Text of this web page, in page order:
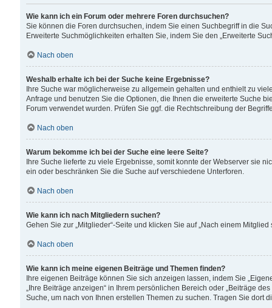
Wie kann ich ein Forum oder mehrere Foren durchsuchen?
Sie können die Foren durchsuchen, indem Sie einen Suchbegriff in die
Erweiterte Suchmöglichkeiten erhalten Sie, indem Sie den „Erweiterte
Nach oben
Weshalb erhalte ich bei der Suche keine Ergebnisse?
Ihre Suche war möglicherweise zu allgemein gehalten und enthielt zu
Anfrage und benutzen Sie die Optionen, die Ihnen die erweiterte Suche
Forum verwendet wurden. Prüfen Sie ggf. die Rechtschreibung der
Nach oben
Warum bekomme ich bei der Suche eine leere Seite?
Ihre Suche lieferte zu viele Ergebnisse, somit konnte der Webserver sie
ein oder beschränken Sie die Suche auf verschiedene Unterforen.
Nach oben
Wie kann ich nach Mitgliedern suchen?
Gehen Sie zur „Mitglieder“-Seite und klicken Sie auf „Nach einem Mitglied
Nach oben
Wie kann ich meine eigenen Beiträge und Themen finden?
Ihre eigenen Beiträge können Sie sich anzeigen lassen, indem Sie
„Ihre Beiträge anzeigen“ in Ihrem persönlichen Bereich oder „Beiträge
Suche, um nach von Ihnen erstellen Themen zu suchen. Tragen Sie dort